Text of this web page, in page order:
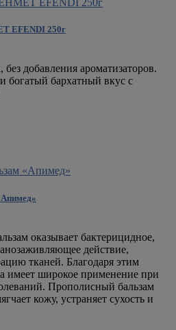
EFENDI 250г
добавления ароматизаторов.
богатый бархатный вкус с
оказывает бактерицидное,
действие,
тканей. Благодаря этим
имеет широкое применение при
​Прополисный бальзам
кожу, устраняет сухость и